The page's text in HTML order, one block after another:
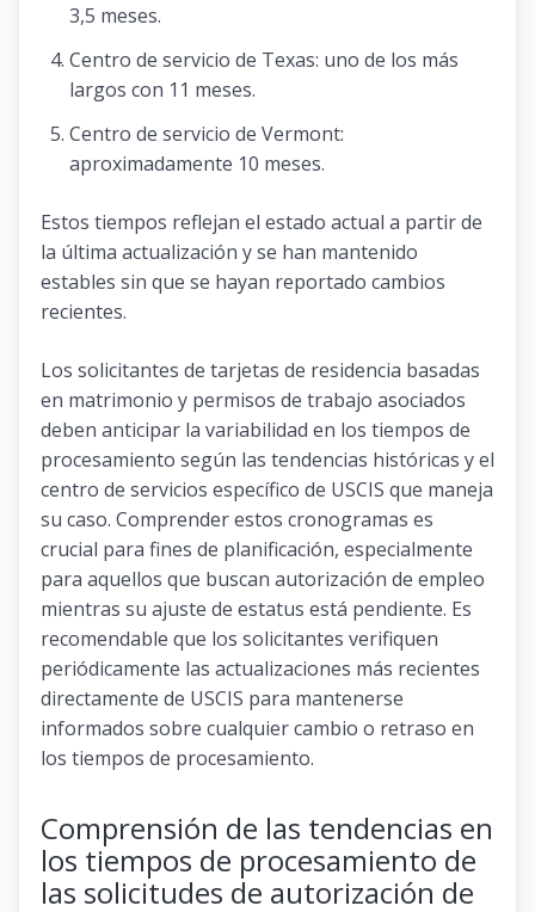
3,5 meses.
Centro de servicio de Texas: uno de los más
largos con 11 meses.
Centro de servicio de Vermont:
aproximadamente 10 meses.
Estos tiempos reflejan el estado actual a partir de
la última actualización y se han mantenido
estables sin que se hayan reportado cambios
recientes.
Los solicitantes de tarjetas de residencia basadas
en matrimonio y permisos de trabajo asociados
deben anticipar la variabilidad en los tiempos de
procesamiento según las tendencias históricas y el
centro de servicios específico de USCIS que maneja
su caso. Comprender estos cronogramas es
crucial para fines de planificación, especialmente
para aquellos que buscan autorización de empleo
mientras su ajuste de estatus está pendiente. Es
recomendable que los solicitantes verifiquen
periódicamente las actualizaciones más recientes
directamente de USCIS para mantenerse
informados sobre cualquier cambio o retraso en
los tiempos de procesamiento.
Comprensión de las tendencias en
los tiempos de procesamiento de
las solicitudes de autorización de